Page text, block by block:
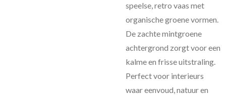
speelse, retro vaas met
organische groene vormen.
De zachte mintgroene
achtergrond zorgt voor een
kalme en frisse uitstraling.
Perfect voor interieurs
waar eenvoud, natuur en